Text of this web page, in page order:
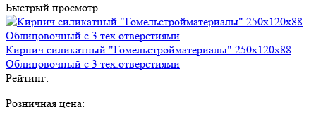
Быстрый просмотр
Кирпич силикатный "Гомельстройматериалы" 250х120х88
Облицовочный с 3 тех.отверстиями
Рейтинг:
Розничная цена: